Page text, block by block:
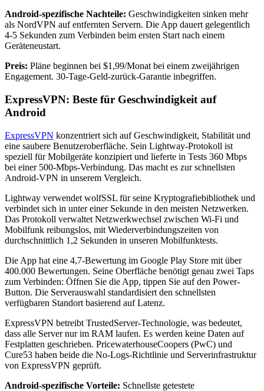
Android-spezifische Nachteile: Geschwindigkeiten sinken mehr
als NordVPN auf entfernten Servern. Die App dauert gelegentlich
4-5 Sekunden zum Verbinden beim ersten Start nach einem
Geräteneustart.
Preis: Pläne beginnen bei $1,99/Monat bei einem zweijährigen
Engagement. 30-Tage-Geld-zurück-Garantie inbegriffen.
ExpressVPN: Beste für Geschwindigkeit auf
Android
ExpressVPN konzentriert sich auf Geschwindigkeit, Stabilität und
eine saubere Benutzeroberfläche. Sein Lightway-Protokoll ist
speziell für Mobilgeräte konzipiert und lieferte in Tests 360 Mbps
bei einer 500-Mbps-Verbindung. Das macht es zur schnellsten
Android-VPN in unserem Vergleich.
Lightway verwendet wolfSSL für seine Kryptografiebibliothek und
verbindet sich in unter einer Sekunde in den meisten Netzwerken.
Das Protokoll verwaltet Netzwerkwechsel zwischen Wi-Fi und
Mobilfunk reibungslos, mit Wiederverbindungszeiten von
durchschnittlich 1,2 Sekunden in unseren Mobilfunktests.
Die App hat eine 4,7-Bewertung im Google Play Store mit über
400.000 Bewertungen. Seine Oberfläche benötigt genau zwei Taps
zum Verbinden: Öffnen Sie die App, tippen Sie auf den Power-
Button. Die Serverauswahl standardisiert den schnellsten
verfügbaren Standort basierend auf Latenz.
ExpressVPN betreibt TrustedServer-Technologie, was bedeutet,
dass alle Server nur im RAM laufen. Es werden keine Daten auf
Festplatten geschrieben. PricewaterhouseCoopers (PwC) und
Cure53 haben beide die No-Logs-Richtlinie und Serverinfrastruktur
von ExpressVPN geprüft.
Android-spezifische Vorteile: Schnellste getestete